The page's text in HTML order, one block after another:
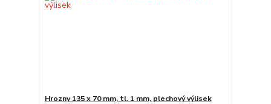
Hrozny 135 x 70 mm, tl. 1 mm, plechový výlisek